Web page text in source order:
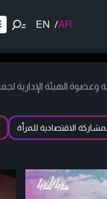
AR
/
EN
وعضوة الهيئة
الاقتصادية للمرأة